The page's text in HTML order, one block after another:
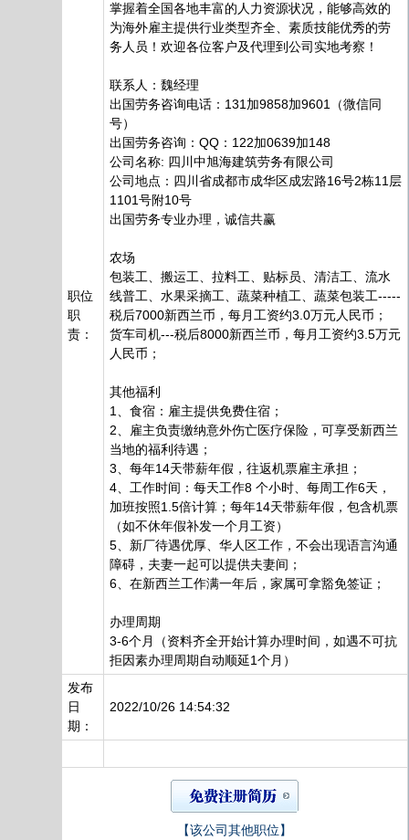
职位
职
责：
掌握着全国各地丰富的人力资源状况，能够高效的
为海外雇主提供行业类型齐全、素质技能优秀的劳
务人员！欢迎各位客户及代理到公司实地考察！
联系人：魏经理
出国劳务咨询电话：131加9858加9601（微信同
号）
出国劳务咨询：QQ：122加0639加148
公司名称: 四川中旭海建筑劳务有限公司
公司地点：四川省成都市成华区成宏路16号2栋11层
1101号附10号
出国劳务专业办理，诚信共赢
农场
包装工、搬运工、拉料工、贴标员、清洁工、流水
线普工、水果采摘工、蔬菜种植工、蔬菜包装工-----
税后7000新西兰币，每月工资约3.0万元人民币；
货车司机---税后8000新西兰币，每月工资约3.5万元
人民币；
其他福利
1、食宿：雇主提供免费住宿；
2、雇主负责缴纳意外伤亡医疗保险，可享受新西兰
当地的福利待遇；
3、每年14天带薪年假，往返机票雇主承担；
4、工作时间：每天工作8 个小时、每周工作6天，
加班按照1.5倍计算；每年14天带薪年假，包含机票
（如不休年假补发一个月工资）
5、新厂待遇优厚、华人区工作，不会出现语言沟通
障碍，夫妻一起可以提供夫妻间；
6、在新西兰工作满一年后，家属可拿豁免签证；
办理周期
3-6个月（资料齐全开始计算办理时间，如遇不可抗
拒因素办理周期自动顺延1个月）
发布
日
期：
2022/10/26 14:54:32
【该公司其他职位】